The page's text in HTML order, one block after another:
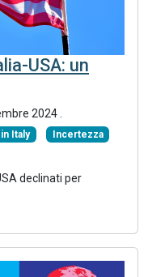
USA: un
2024
Italy Incertezza
declinati per